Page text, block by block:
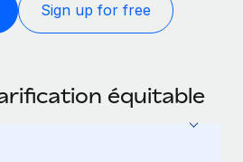
Sign up for free
équitable